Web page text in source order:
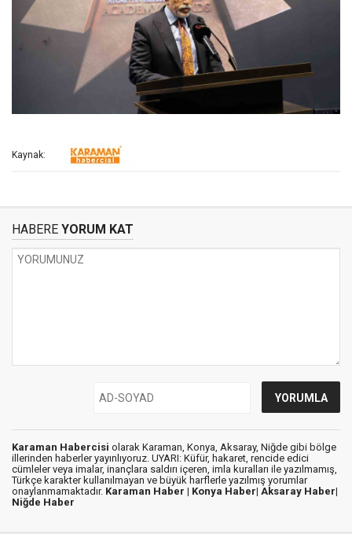
Kaynak:
HABERE YORUM KAT
Karaman Habercisi olarak Karaman, Konya, Aksaray, Niğde gibi bölge
illerinden haberler yayınlıyoruz. UYARI: Küfür, hakaret, rencide edici
cümleler veya imalar, inançlara saldırı içeren, imla kuralları ile yazılmamış,
Türkçe karakter kullanılmayan ve büyük harflerle yazılmış yorumlar
onaylanmamaktadır. Karaman Haber | Konya Haber| Aksaray Haber|
Niğde Haber